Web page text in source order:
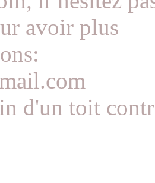
avoir plus
d'un toit